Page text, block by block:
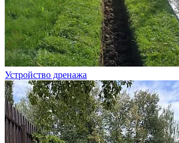
Устройство дренажа